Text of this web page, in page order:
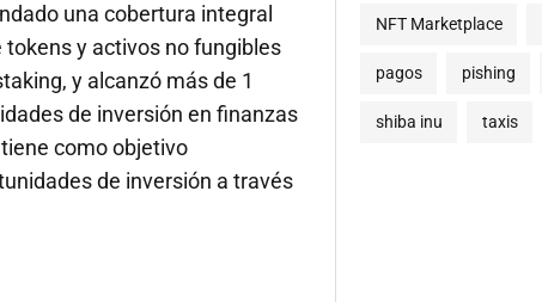
una cobertura integral
y activos no fungibles
y alcanzó más de 1
de inversión en finanzas
como objetivo
de inversión a través
NFT Marketplace
pagos pishing
shiba inu taxis